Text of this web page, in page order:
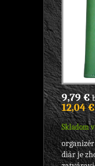
9,79 €
12,04 €
Skladom
organizér
diár je